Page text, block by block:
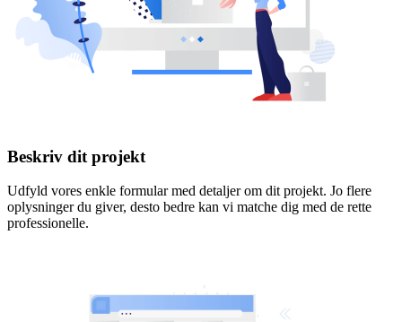
Beskriv dit projekt
Udfyld vores enkle formular med detaljer om dit projekt. Jo flere
oplysninger du giver, desto bedre kan vi matche dig med de rette
professionelle.